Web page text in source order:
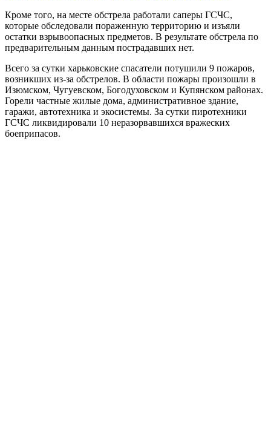
Кроме того, на месте обстрела работали саперы ГСЧС,
которые обследовали пораженную территорию и изъяли
остатки взрывоопасных предметов. В результате обстрела по
предварительным данным пострадавших нет.
Всего за сутки харьковские спасатели потушили 9 пожаров,
возникших из-за обстрелов. В области пожары произошли в
Изюмском, Чугуевском, Богодуховском и Купянском районах.
Горели частные жилые дома, административное здание,
гаражи, автотехника и экосистемы. За сутки пиротехники
ГСЧС ликвидировали 10 неразорвавшихся вражеских
боеприпасов.